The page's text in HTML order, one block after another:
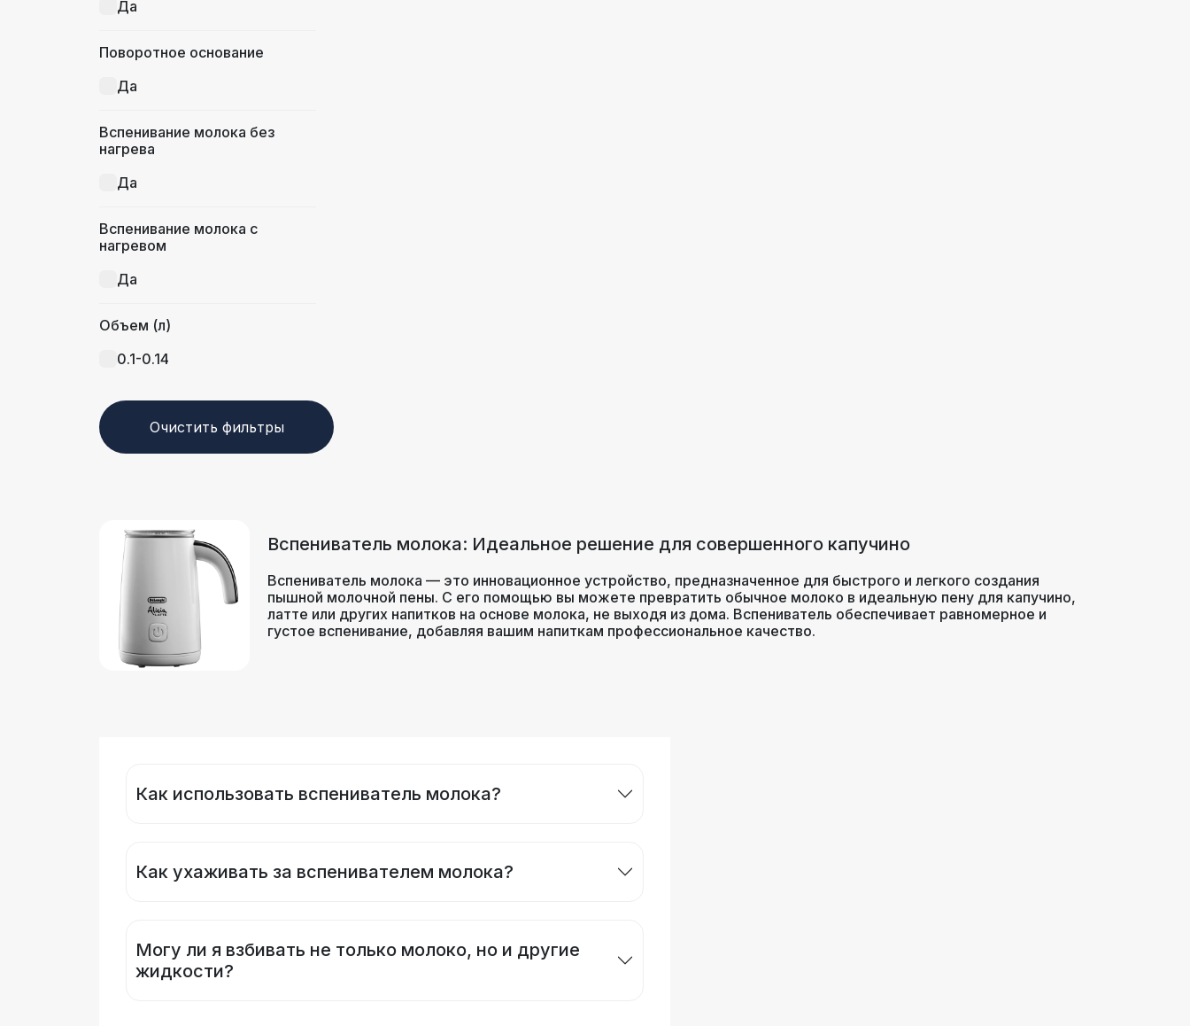
Да
Поворотное основание
Да
Вспенивание молока без
нагрева
Да
Вспенивание молока с
нагревом
Да
Объем (л)
0.1-0.14
Очистить фильтры
Вспениватель молока: Идеальное решение для совершенного капучино
Вспениватель молока — это инновационное устройство, предназначенное для быстрого и легкого создания
пышной молочной пены. С его помощью вы можете превратить обычное молоко в идеальную пену для капучино,
латте или других напитков на основе молока, не выходя из дома. Вспениватель обеспечивает равномерное и
густое вспенивание, добавляя вашим напиткам профессиональное качество.
Как использовать вспениватель молока?
Как ухаживать за вспенивателем молока?
Могу ли я взбивать не только молоко, но и другие
жидкости?